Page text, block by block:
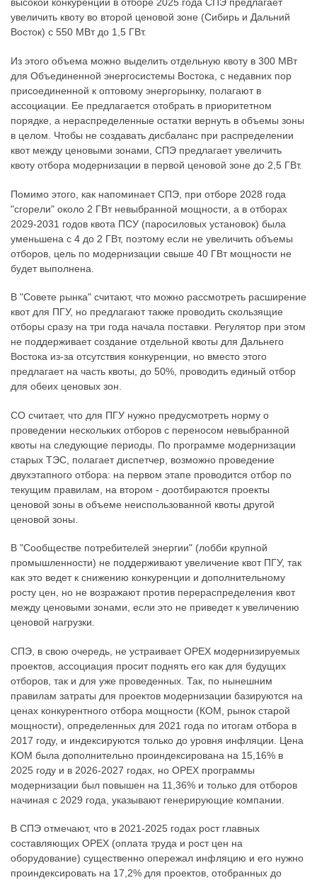
высокой конкуренции в отборе 2025 года СПЭ предлагает
увеличить квоту во второй ценовой зоне (Сибирь и Дальний
Восток) с 550 МВт до 1,5 ГВт.
Из этого объема можно выделить отдельную квоту в 300 МВт
для Объединенной энергосистемы Востока, с недавних пор
присоединенной к оптовому энергорынку, полагают в
ассоциации. Ее предлагается отобрать в приоритетном
порядке, а нераспределенные остатки вернуть в объемы зоны
в целом. Чтобы не создавать дисбаланс при распределении
квот между ценовыми зонами, СПЭ предлагает увеличить
квоту отбора модернизации в первой ценовой зоне до 2,5 ГВт.
Помимо этого, как напоминает СПЭ, при отборе 2028 года
"сгорели" около 2 ГВт невыбранной мощности, а в отборах
2029-2031 годов квота ПСУ (паросиловых установок) была
уменьшена с 4 до 2 ГВт, поэтому если не увеличить объемы
отборов, цель по модернизации свыше 40 ГВт мощности не
будет выполнена.
В "Совете рынка" считают, что можно рассмотреть расширение
квот для ПГУ, но предлагают также проводить скользящие
отборы сразу на три года начала поставки. Регулятор при этом
не поддерживает создание отдельной квоты для Дальнего
Востока из-за отсутствия конкуренции, но вместо этого
предлагает на часть квоты, до 50%, проводить единый отбор
для обеих ценовых зон.
СО считает, что для ПГУ нужно предусмотреть норму о
проведении нескольких отборов с переносом невыбранной
квоты на следующие периоды. По программе модернизации
старых ТЭС, полагает диспетчер, возможно проведение
двухэтапного отбора: на первом этапе проводится отбор по
текущим правилам, на втором - доотбираются проекты
ценовой зоны в объеме неиспользованной квоты другой
ценовой зоны.
В "Сообществе потребителей энергии" (лобби крупной
промышленности) не поддерживают увеличение квот ПГУ, так
как это ведет к снижению конкуренции и дополнительному
росту цен, но не возражают против перераспределения квот
между ценовыми зонами, если это не приведет к увеличению
ценовой нагрузки.
СПЭ, в свою очередь, не устраивает OPEX модернизируемых
проектов, ассоциация просит поднять его как для будущих
отборов, так и для уже проведенных. Так, по нынешним
правилам затраты для проектов модернизации базируются на
ценах конкурентного отбора мощности (КОМ, рынок старой
мощности), определенных для 2021 года по итогам отбора в
2017 году, и индексируются только до уровня инфляции. Цена
КОМ была дополнительно проиндексирована на 15,16% в
2025 году и в 2026-2027 годах, но OPEX программы
модернизации был повышен на 11,36% и только для отборов
начиная с 2029 года, указывают генерирующие компании.
В СПЭ отмечают, что в 2021-2025 годах рост главных
составляющих OPEX (оплата труда и рост цен на
оборудование) существенно опережал инфляцию и его нужно
проиндексировать на 17,2% для проектов, отобранных до